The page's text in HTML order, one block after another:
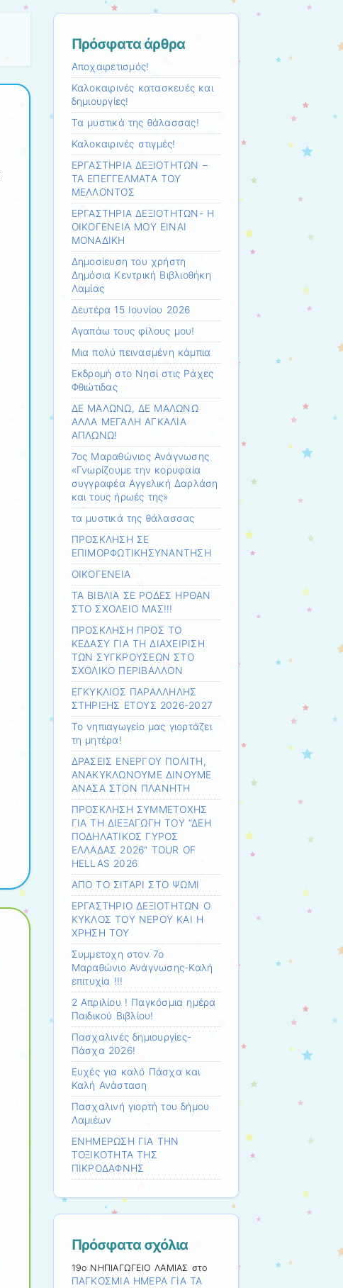
Πρόσφατα άρθρα
Αποχαιρετισμός!
Καλοκαιρινές κατασκευές και
δημιουργίες!
Τα μυστικά της θάλασσας!
Καλοκαιρινές στιγμές!
ΕΡΓΑΣΤΗΡΙΑ ΔΕΞΙΟΤΗΤΩΝ –
ΤΑ ΕΠΕΓΓΕΛΜΑΤΑ ΤΟΥ
ΜΕΛΛΟΝΤΟΣ
ΕΡΓΑΣΤΗΡΙΑ ΔΕΞΙΟΤΗΤΩΝ- Η
ΟΙΚΟΓΕΝΕΙΑ ΜΟΥ ΕΙΝΑΙ
ΜΟΝΑΔΙΚΗ
Δημοσίευση του χρήστη
Δημόσια Κεντρική Βιβλιοθήκη
Λαμίας
Δευτέρα 15 Ιουνίου 2026
Αγαπάω τους φίλους μου!
Μια πολύ πεινασμένη κάμπια
Εκδρομή στο Νησί στις Ράχες
Φθιώτιδας
ΔΕ ΜΑΛΩΝΩ, ΔΕ ΜΑΛΩΝΩ
ΑΛΛΑ ΜΕΓΑΛΗ ΑΓΚΑΛΙΑ
ΑΠΛΩΝΩ!
7ος Μαραθώνιος Ανάγνωσης
«Γνωρίζουμε την κορυφαία
συγγραφέα Αγγελική Δαρλάση
και τους ήρωές της»
τα μυστικά της θάλασσας
ΠΡΟΣΚΛΗΣΗ ΣΕ
ΕΠΙΜΟΡΦΩΤΙΚΗΣΥΝΑΝΤΗΣΗ
ΟΙΚΟΓΕΝΕΙΑ
ΤΑ ΒΙΒΛΙΑ ΣΕ ΡΟΔΕΣ ΗΡΘΑΝ
ΣΤΟ ΣΧΟΛΕΙΟ ΜΑΣ!!!
ΠΡΟΣΚΛΗΣΗ ΠΡΟΣ ΤΟ
ΚΕΔΑΣΥ ΓΙΑ ΤΗ ΔΙΑΧΕΙΡΙΣΗ
ΤΩΝ ΣΥΓΚΡΟΥΣΕΩΝ ΣΤΟ
ΣΧΟΛΙΚΟ ΠΕΡΙΒΑΛΛΟΝ
ΕΓΚΥΚΛΙΟΣ ΠΑΡΑΛΛΗΛΗΣ
ΣΤΗΡΙΞΗΣ ΕΤΟΥΣ 2026-2027
Το νηπιαγωγείο μας γιορτάζει
τη μητέρα!
ΔΡΑΣΕΙΣ ΕΝΕΡΓΟΥ ΠΟΛΙΤΗ,
ΑΝΑΚΥΚΛΩΝΟΥΜΕ ΔΙΝΟΥΜΕ
ΑΝΑΣΑ ΣΤΟΝ ΠΛΑΝΗΤΗ
ΠΡΟΣΚΛΗΣΗ ΣΥΜΜΕΤΟΧΗΣ
ΓΙΑ ΤΗ ΔΙΕΞΑΓΩΓΗ ΤΟΥ “ΔΕΗ
ΠΟΔΗΛΑΤΙΚΟΣ ΓΥΡΟΣ
ΕΛΛΑΔΑΣ 2026” TOUR OF
HELLAS 2026
ΑΠΟ ΤΟ ΣΙΤΑΡΙ ΣΤΟ ΨΩΜΙ
ΕΡΓΑΣΤΗΡΙΟ ΔΕΞΙΟΤΗΤΩΝ Ο
ΚΥΚΛΟΣ ΤΟΥ ΝΕΡΟΥ ΚΑΙ Η
ΧΡΗΣΗ ΤΟΥ
Συμμετοχη στον 7ο
Μαραθώνιο Ανάγνωσης-Καλή
επιτυχία !!!
2 Απριλίου ! Παγκόσμια ημέρα
Παιδικού Βιβλίου!
Πασχαλινές δημιουργίες-
Πάσχα 2026!
Ευχές για καλό Πάσχα και
Καλή Ανάσταση
Πασχαλινή γιορτή του δήμου
Λαμιέων
ΕΝΗΜΕΡΩΣΗ ΓΙΑ ΤΗΝ
ΤΟΞΙΚΟΤΗΤΑ ΤΗΣ
ΠΙΚΡΟΔΑΦΝΗΣ
Πρόσφατα σχόλια
19ο ΝΗΠΙΑΓΩΓΕΙΟ ΛΑΜΙΑΣ στο
ΠΑΓΚΟΣΜΙΑ ΗΜΕΡΑ ΓΙΑ ΤΑ